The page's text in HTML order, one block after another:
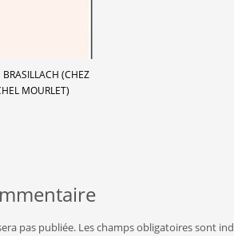
(CHEZ
MOURLET)
pas publiée. Les champs obligatoires sont